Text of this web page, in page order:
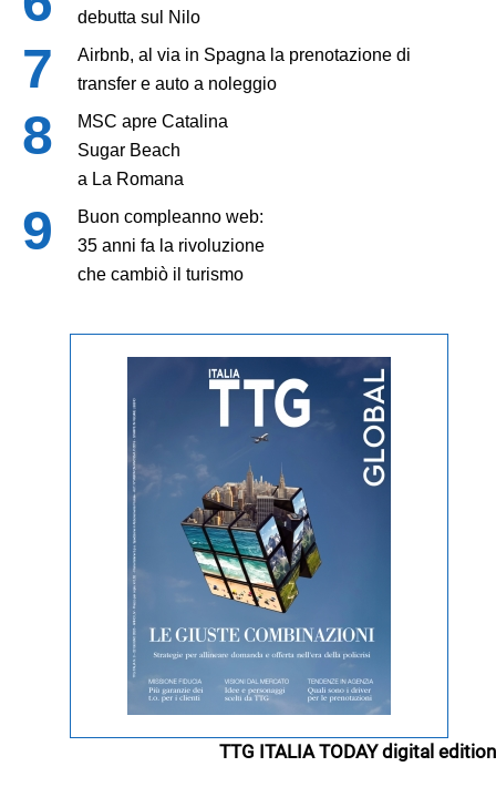
debutta sul Nilo
Airbnb, al via in Spagna la prenotazione di
transfer e auto a noleggio
MSC apre Catalina
Sugar Beach
a La Romana
Buon compleanno web:
35 anni fa la rivoluzione
che cambiò il turismo
TTG ITALIA TODAY digital edition